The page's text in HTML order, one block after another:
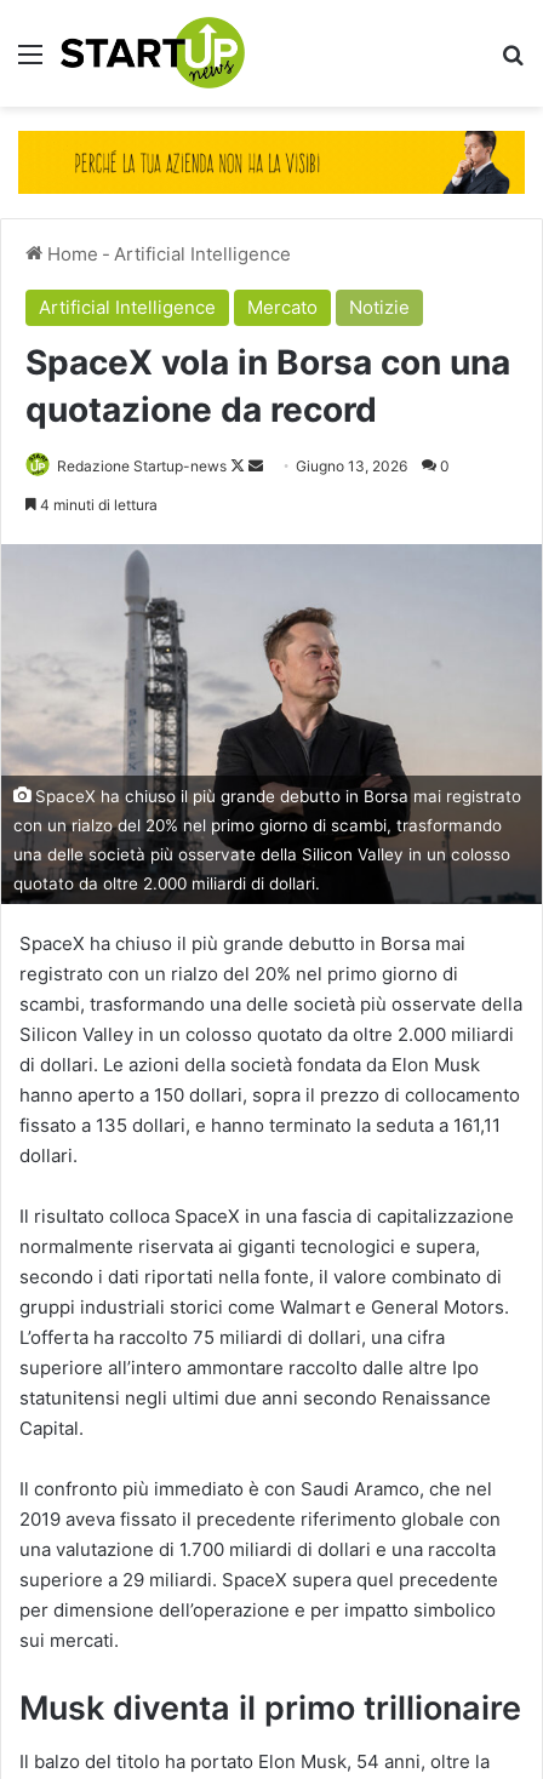
Menu
Home - Artificial Intelligence
Artificial Intelligence Mercato Notizie
SpaceX vola in Borsa con una
quotazione da record
Redazione Startup-news
Follow
Invia Giugno 13, 2026 0
4 minuti di lettura
SpaceX ha chiuso il più grande debutto in Borsa mai registrato
con un rialzo del 20% nel primo giorno di scambi, trasformando
una delle società più osservate della Silicon Valley in un colosso
quotato da oltre 2.000 miliardi di dollari.
SpaceX ha chiuso il più grande debutto in Borsa mai
registrato con un rialzo del 20% nel primo giorno di
scambi, trasformando una delle società più osservate della
Silicon Valley in un colosso quotato da oltre 2.000 miliardi
di dollari. Le azioni della società fondata da Elon Musk
hanno aperto a 150 dollari, sopra il prezzo di collocamento
fissato a 135 dollari, e hanno terminato la seduta a 161,11
dollari.
Il risultato colloca SpaceX in una fascia di capitalizzazione
normalmente riservata ai giganti tecnologici e supera,
secondo i dati riportati nella fonte, il valore combinato di
gruppi industriali storici come Walmart e General Motors.
L’offerta ha raccolto 75 miliardi di dollari, una cifra
superiore all’intero ammontare raccolto dalle altre Ipo
statunitensi negli ultimi due anni secondo Renaissance
Capital.
Il confronto più immediato è con Saudi Aramco, che nel
2019 aveva fissato il precedente riferimento globale con
una valutazione di 1.700 miliardi di dollari e una raccolta
superiore a 29 miliardi. SpaceX supera quel precedente
per dimensione dell’operazione e per impatto simbolico
sui mercati.
Musk diventa il primo trillionaire
Il balzo del titolo ha portato Elon Musk, 54 anni, oltre la